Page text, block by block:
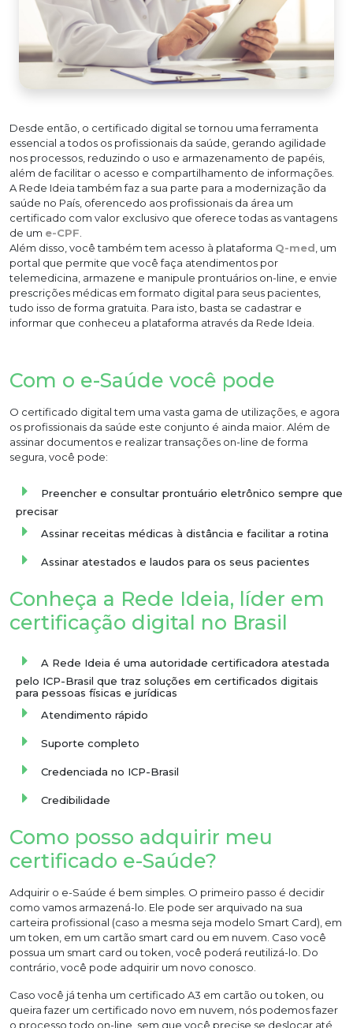
Desde então, o certificado digital se tornou uma ferramenta
essencial a todos os profissionais da saúde, gerando agilidade
nos processos, reduzindo o uso e armazenamento de papéis,
além de facilitar o acesso e compartilhamento de informações.
A Rede Ideia também faz a sua parte para a modernização da
saúde no País, oferencedo aos profissionais da área um
certificado com valor exclusivo que oferece todas as vantagens
de um e-CPF
Além disso, você também tem acesso à plataforma Q-med , um
portal que permite que você faça atendimentos por
telemedicina, armazene e manipule prontuários on-line, e envie
prescrições médicas em formato digital para seus pacientes,
tudo isso de forma gratuita. Para isto, basta se cadastrar e
informar que conheceu a plataforma através da Rede Ideia.
Com o e-Saúde você pode
O certificado digital tem uma vasta gama de utilizações, e agora
os profissionais da saúde este conjunto é ainda maior. Além de
assinar documentos e realizar transações on-line de forma
segura, você pode:
Preencher e consultar prontuário eletrônico sempre que
precisar
Assinar receitas médicas à distância e facilitar a rotina
Assinar atestados e laudos para os seus pacientes
Conheça a Rede Ideia, líder em
certificação digital no Brasil
A Rede Ideia é uma autoridade certificadora atestada
pelo ICP-Brasil que traz soluções em certificados digitais
para pessoas físicas e jurídicas
Atendimento rápido
Suporte completo
Credenciada no ICP-Brasil
Credibilidade
Como posso adquirir meu
certificado e-Saúde?
Adquirir o e-Saúde é bem simples. O primeiro passo é decidir
como vamos armazená-lo. Ele pode ser arquivado na sua
carteira profissional (caso a mesma seja modelo Smart Card), em
um token, em um cartão smart card ou em nuvem. Caso você
possua um smart card ou token, você poderá reutilizá-lo. Do
contrário, você pode adquirir um novo conosco.
Caso você já tenha um certificado A3 em cartão ou token, ou
queira fazer um certificado novo em nuvem, nós podemos fazer
o processo todo on-line, sem que você precise se deslocar até